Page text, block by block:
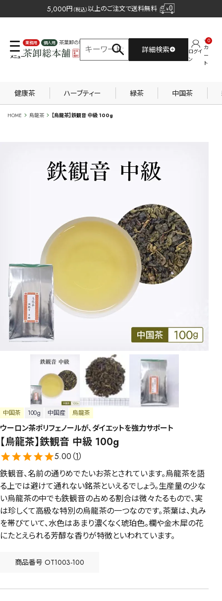
5,000円 （税込）以上のご注文で送料無料
業務用 個人用
茶葉卸の専門サイト
詳細検索
ログイ
ン
カ
ー
ト
0
健康茶 ハーブティー 緑茶 中国茶
HOME 烏龍茶 【烏龍茶】鉄観音 中級 100g
中国茶 100g 中国産 烏龍茶
ウーロン茶ポリフェノールが、ダイエットを強力サポート
【烏龍茶】鉄観音 中級 100g
5.00（1）
鉄観音、名前の通りめでたいお茶とされています。烏龍茶を語
る上では避けて通れない銘茶といえるでしょう。生産量の少な
い烏龍茶の中でも鉄観音の占める割合は微々たるもので、実
は珍しくて高級な特別の烏龍茶の一つなのです。茶葉は、丸み
を帯びていて、水色はあまり濃くなく琥珀色。欄や金木犀の花
にたとえられる芳醇な香りが特徴といわれています。
商品番号 OT1003-100